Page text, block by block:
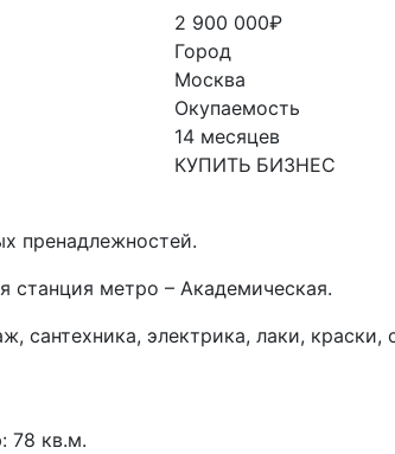
2 900 000₽
Город
Москва
Окупаемость
14 месяцев
КУПИТЬ БИЗНЕС
пренадлежностей.
метро – Академическая.
сантехника, электрика, лаки, краски,
78 кв.м.